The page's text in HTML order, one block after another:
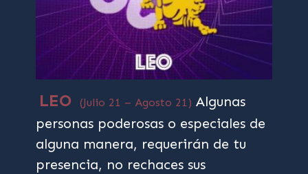
LEO (Julio 21 – Agosto 21) Algunas
personas poderosas o especiales de
alguna manera, requerirán de tu
presencia, no rechaces sus